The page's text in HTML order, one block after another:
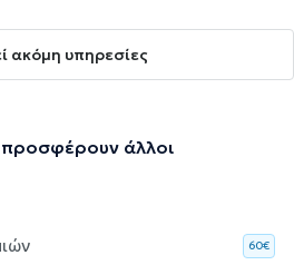
ακόμη υπηρεσίες
προσφέρουν άλλοι
60€